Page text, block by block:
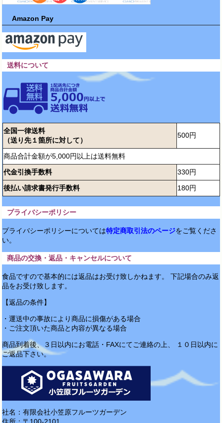
Amazon Pay
送料について
全国一律送料
（送り先１箇所に対して）
500円
商品合計金額が5,000円以上は送料無料
代金引換手数料
330円
後払い請求書発行手数料
180円
プライバシーポリシー
プライバシーポリシーについては特定商取引法のページをご覧くださ
い。
商品の交換・返品・キャンセルについて
食品ですので基本的には返品はお受け致しかねます。 下記場合のみ返
品をお受け致します。
【返品の条件】
・運送中の事故により商品に損傷がある場合
・ご注文頂いた商品と内容が異なる場合
商品到着後、３日以内にお電話・FAXにてご連絡の上、 １０日以内に
ご返品下さい。
社名：有限会社小笠原フルーツガーデン
住所：〒100-2101